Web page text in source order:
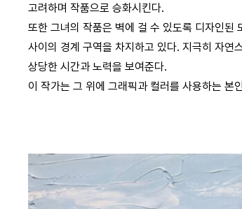
고려하며 작품으로 승화시킨다.
또한 그녀의 작품은 벽에 걸 수 있도록 디자인된
사이의 경계 구역을 차지하고 있다. 지극히 자연
상당한 시간과 노력을 보여준다.
이 작가는 그 위에 그래픽과 컬러를 사용하는 본